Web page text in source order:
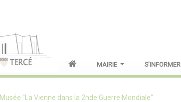
MAIRIE S'INFORMER
Musée "La Vienne dans la 2nde Guerre Mondiale"